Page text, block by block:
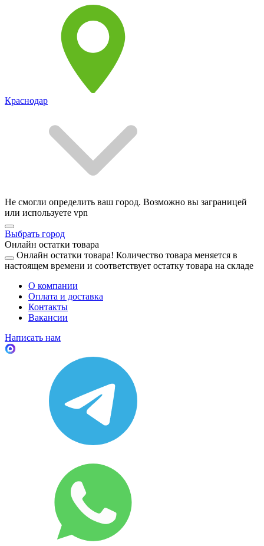
Краснодар
Не смогли определить ваш город. Возможно вы заграницей
или используете vpn
Выбрать город
Онлайн остатки товара
Онлайн остатки товара! Количество товара меняется в
настоящем времени и соответствует остатку товара на складе
О компании
Оплата и доставка
Контакты
Вакансии
Написать нам